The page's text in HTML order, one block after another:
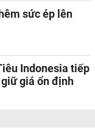
sức ép lên
Indonesia tiếp
giá ổn định